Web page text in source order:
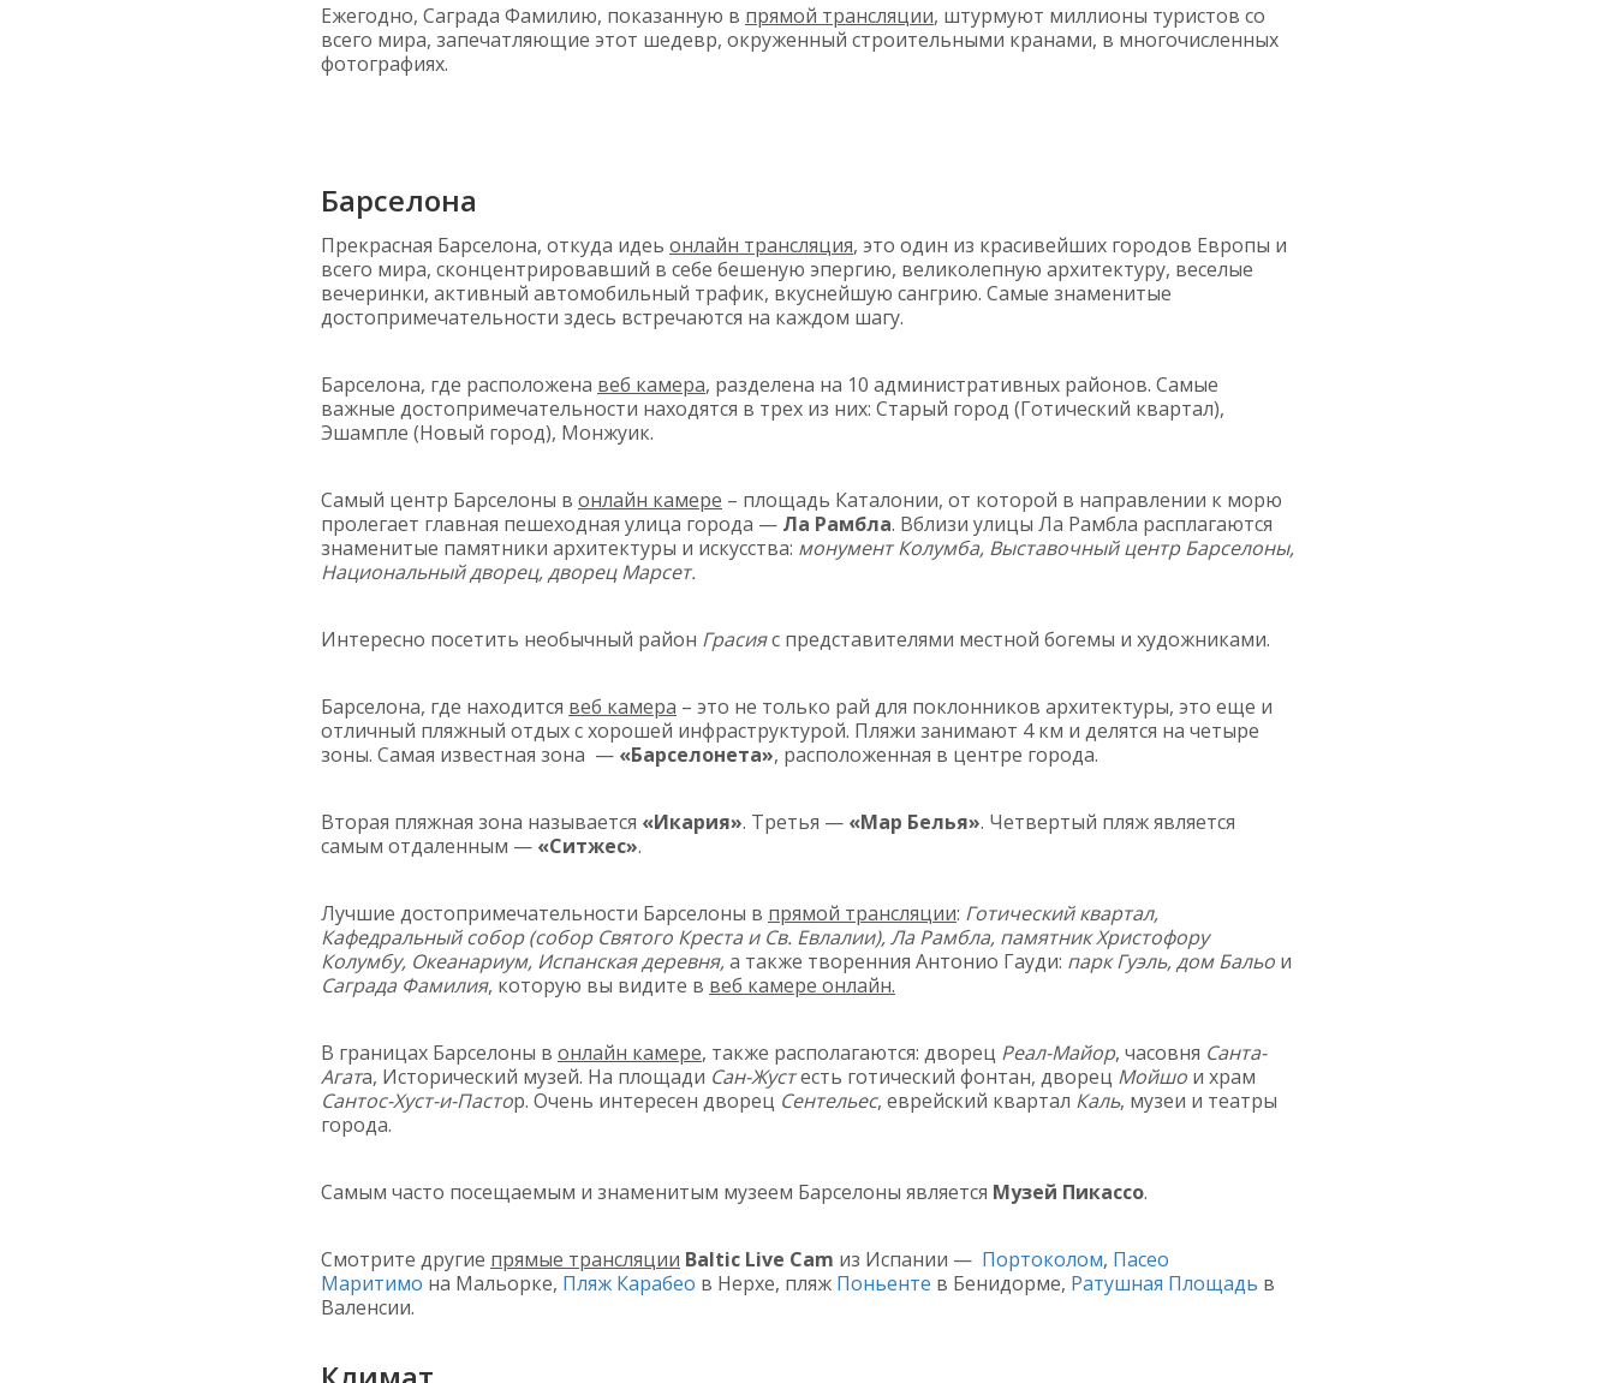
Ежегодно, Саграда Фамилию, показанную в прямой трансляции, штурмуют миллионы туристов со
всего мира, запечатляющие этот шедевр, окруженный строительными кранами, в многочисленных
фотографиях.
Барселона
Прекрасная Барселона, откуда идеь онлайн трансляция, это один из красивейших городов Европы и
всего мира, сконцентрировавший в себе бешеную эпергию, великолепную архитектуру, веселые
вечеринки, активный автомобильный трафик, вкуснейшую сангрию. Самые знаменитые
достопримечательности здесь встречаются на каждом шагу.
Барселона, где расположена веб камера, разделена на 10 административных районов. Самые
важные достопримечательности находятся в трех из них: Старый город (Готический квартал),
Эшампле (Новый город), Монжуик.
Самый центр Барселоны в онлайн камере – площадь Каталонии, от которой в направлении к морю
пролегает главная пешеходная улица города — Ла Рамбла. Вблизи улицы Ла Рамбла расплагаются
знаменитые памятники архитектуры и искусства: монумент Колумба, Выставочный центр Барселоны,
Национальный дворец, дворец Марсет.
Интересно посетить необычный район Грасияс представителями местной богемы и художниками.
Барселона, где находится веб камера – это не только рай для поклонников архитектуры, это еще и
отличный пляжный отдых с хорошей инфраструктурой. Пляжи занимают 4 км и делятся на четыре
зоны. Самая известная зона — «Барселонета», расположенная в центре города.
Вторая пляжная зона называется «Икария». Третья — «Мар Белья». Четвертый пляж является
самым отдаленным — «Ситжес».
Лучшие достопримечательности Барселоны в прямой трансляции: Готический квартал,
Кафедральный собор (собор Святого Креста и Св. Евлалии), Ла Рамбла, памятник Христофору
Колумбу, Океанариум, Испанская деревня,а также творенния Антонио Гауди: парк Гуэль, дом Бальо и
Саграда Фамилия, которую вы видите в веб камере онлайн.
В границах Барселоны в онлайн камере, также располагаются: дворец Реал-Майор, часовня Санта-
Агата, Исторический музей. На площади Сан-Жустесть готический фонтан, дворец Мойшо и храм
Сантос-Хуст-и-Пастор. Очень интересен дворец Сентельес, еврейский квартал Каль, музеи и театры
города.
Самым часто посещаемым и знаменитым музеем Барселоны является Музей Пикассо.
Смотрите другие прямые трансляции Baltic Live Cam из Испании — Портоколом, Пасео
Маритимо на Мальорке, Пляж Карабео в Нерхе, пляж Поньенте в Бенидорме, Ратушная Площадь в
Валенсии.